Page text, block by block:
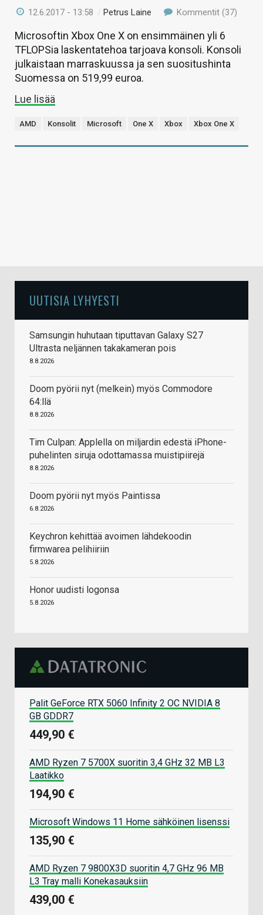
12.6.2017 - 13:58 /Petrus Laine Kommentit (37)
Microsoftin Xbox One X on ensimmäinen yli 6
TFLOPSia laskentatehoa tarjoava konsoli. Konsoli
julkaistaan marraskuussa ja sen suositushinta
Suomessa on 519,99 euroa.
Lue lisää
AMD Konsolit Microsoft One X Xbox Xbox One X
UUTISIA LYHYESTI
Samsungin huhutaan tiputtavan Galaxy S27
Ultrasta neljännen takakameran pois
8.8.2026
Doom pyörii nyt (melkein) myös Commodore
64:llä
8.8.2026
Tim Culpan: Applella on miljardin edestä iPhone-
puhelinten siruja odottamassa muistipiirejä
8.8.2026
Doom pyörii nyt myös Paintissa
6.8.2026
Keychron kehittää avoimen lähdekoodin
firmwarea pelihiiriin
5.8.2026
Honor uudisti logonsa
5.8.2026
Palit GeForce RTX 5060 Infinity 2 OC NVIDIA 8
GB GDDR7
449,90 €
AMD Ryzen 7 5700X suoritin 3,4 GHz 32 MB L3
Laatikko
194,90 €
Microsoft Windows 11 Home sähköinen lisenssi
135,90 €
AMD Ryzen 7 9800X3D suoritin 4,7 GHz 96 MB
L3 Tray malli Konekasauksiin
439,00 €